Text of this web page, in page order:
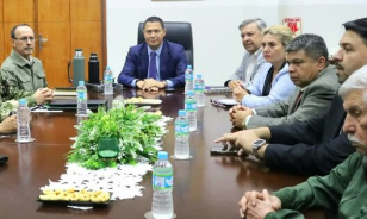
económico, social y
país
de los royalties tienen como
de gastos contemplados en el
de la Nación (PGN), ejecutadas por
y Finanzas (MEF) destinada a